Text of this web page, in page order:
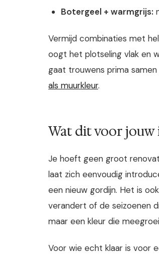
Botergeel + warmgrijs:
Vermijd combinaties met
oogt het plotseling vlak en
gaat trouwens prima
als muurkleur.
Wat dit voor
Je hoeft geen groot
laat zich eenvoudig
een nieuw gordijn. Het is
verandert of de seizoenen
maar een kleur die
Voor wie echt klaar is voor